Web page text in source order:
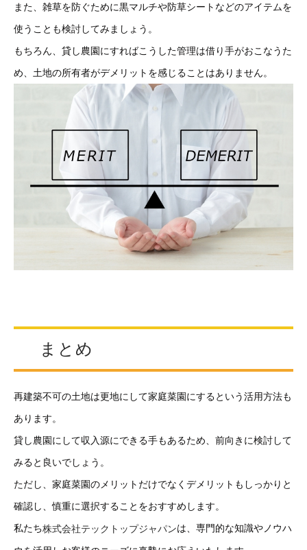
また、雑草を防ぐために黒マルチや防草シートなどのアイテムを
使うことも検討してみましょう。
もちろん、貸し農園にすればこうした管理は借り手がおこなうた
め、土地の所有者がデメリットを感じることはありません。
まとめ
再建築不可の土地は更地にして家庭菜園にするという活用方法も
あります。
貸し農園にして収入源にできる手もあるため、前向きに検討して
みると良いでしょう。
ただし、家庭菜園のメリットだけでなくデメリットもしっかりと
確認し、慎重に選択することをおすすめします。
私たち株式会社テックトップジャパンは、専門的な知識やノウハ